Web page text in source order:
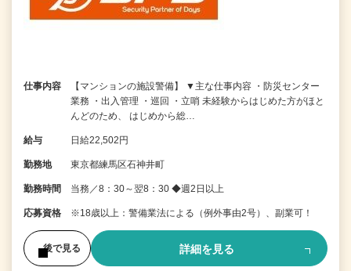
仕事内容
【マンションの施設警備】 ▼主な仕事内容 ・防災センター
業務 ・出入管理 ・巡回 ・立哨 未経験からはじめた方がほと
んどのため、 はじめから総…
給与 日給22,502円
勤務地 東京都練馬区石神井町
勤務時間 当務／8：30～翌8：30 ◆週2日以上
応募資格 ※18歳以上：警備業法による（例外事由2号）、副業可！
後で見る 詳細を見る